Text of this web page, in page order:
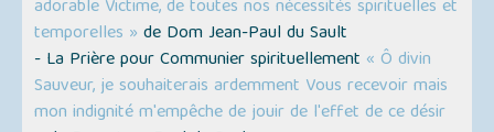
adorable Victime, de toutes nos nécessités spirituelles et
temporelles » de Dom Jean-Paul du Sault
- La Prière pour Communier spirituellement « Ô divin
Sauveur, je souhaiterais ardemment Vous recevoir mais
mon indignité m'empêche de jouir de l'effet de ce désir